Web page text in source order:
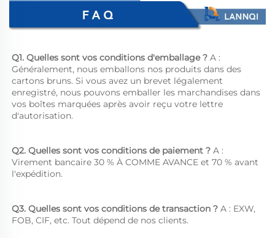
Q1. Quelles sont vos conditions d'emballage ? A :
Généralement, nous emballons nos produits dans des
cartons bruns. Si vous avez un brevet légalement
enregistré, nous pouvons emballer les marchandises dans
vos boîtes marquées après avoir reçu votre lettre
d'autorisation.
Q2. Quelles sont vos conditions de paiement ? A :
Virement bancaire 30 % À COMME AVANCE et 70 % avant
l'expédition.
Q3. Quelles sont vos conditions de transaction ? A : EXW,
FOB, CIF, etc. Tout dépend de nos clients.